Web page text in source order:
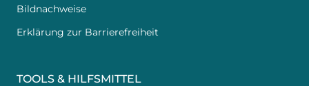
Bildnachweise
Erklärung zur Barrierefreiheit
TOOLS & HILFSMITTEL